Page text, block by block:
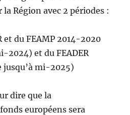
la Région avec 2 périodes :
et du FEAMP 2014-2020
2024) et du FEADER
jusqu’à mi-2025)
dire que la
européens sera